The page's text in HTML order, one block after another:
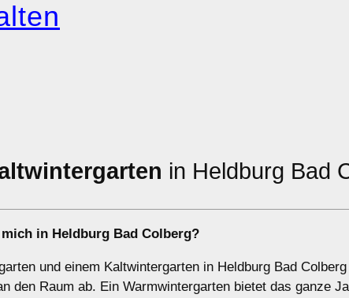
in Heldburg Bad
in Heldburg Bad Colberg?
und einem Kaltwintergarten in Heldburg Bad
den Raum ab. Ein Warmwintergarten bietet das ganze